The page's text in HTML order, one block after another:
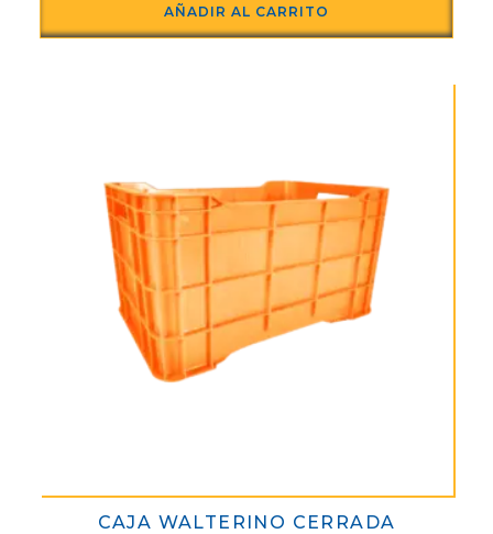
AÑADIR AL CARRITO
CAJA WALTERINO CERRADA